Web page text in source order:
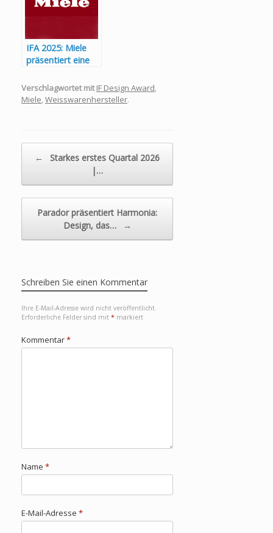
IFA 2025: Miele
präsentiert eine
Kochens
Verschlagwortet mit IF Design Award,
Miele,Weisswarenhersteller.
←
Starkes erstes Quartal 2026
|…
Parador präsentiert Harmonia:
Design, das…
→
Schreiben Sie einen Kommentar
Ihre E-Mail-Adresse wird nicht veröffentlicht.
Erforderliche Felder sind mit * markiert
Kommentar*
Name *
E-Mail-Adresse *